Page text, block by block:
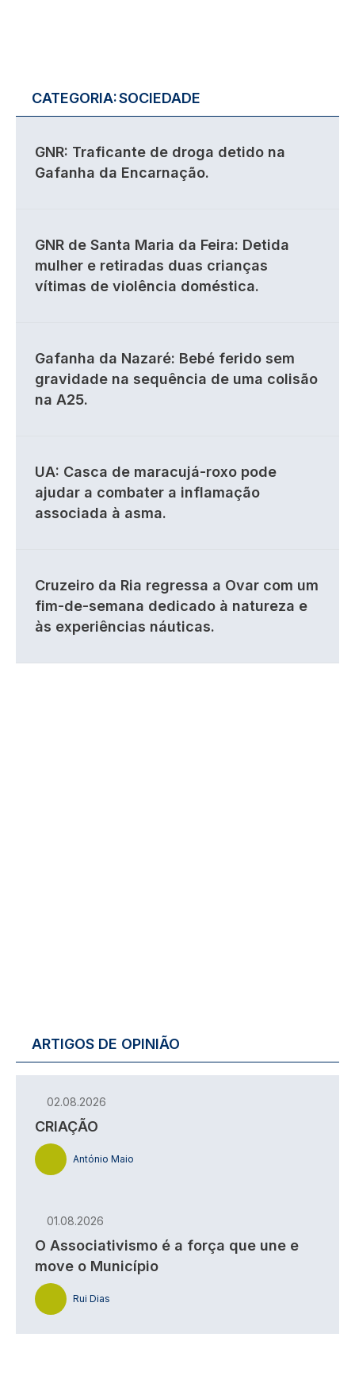
CATEGORIA:SOCIEDADE
GNR: Traficante de droga detido na
Gafanha da Encarnação.
GNR de Santa Maria da Feira: Detida
mulher e retiradas duas crianças
vítimas de violência doméstica.
Gafanha da Nazaré: Bebé ferido sem
gravidade na sequência de uma colisão
na A25.
UA: Casca de maracujá-roxo pode
ajudar a combater a inflamação
associada à asma.
Cruzeiro da Ria regressa a Ovar com um
fim-de-semana dedicado à natureza e
às experiências náuticas.
ARTIGOS DE OPINIÃO
02.08.2026
CRIAÇÃO
António Maio
01.08.2026
O Associativismo é a força que une e
move o Município
Rui Dias